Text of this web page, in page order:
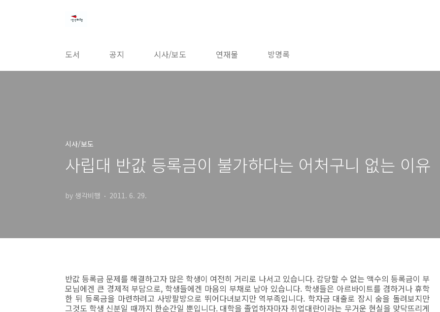
도서 공지 시사/보도 연재물 방명록
시사/보도
사립대 반값 등록금이 불가하다는 어처구니 없는 이유
by 생각비행 2011. 6. 29.
반값 등록금 문제를 해결하고자 많은 학생이 여전히 거리로 나서고 있습니다. 감당할 수 없는 액수의 등록금이 부
모님에겐 큰 경제적 부담으로, 학생들에겐 마음의 부채로 남아 있습니다. 학생들은 아르바이트를 겸하거나 휴학
한 뒤 등록금을 마련하려고 사방팔방으로 뛰어다녀보지만 역부족입니다. 학자금 대출로 잠시 숨을 돌려보지만
그것도 학생 신분일 때까지 한순간일 뿐입니다. 대학을 졸업하자마자 취업대란이라는 무거운 현실을 맞닥뜨리게